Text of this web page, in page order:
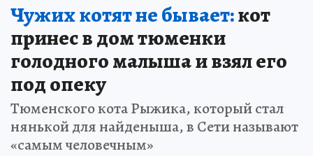
Чужих котят не бывает:кот
принес в дом тюменки
голодного малыша и взял его
под опеку
Тюменского кота Рыжика, который стал
нянькой для найденыша, в Сети называют
«самым человечным»